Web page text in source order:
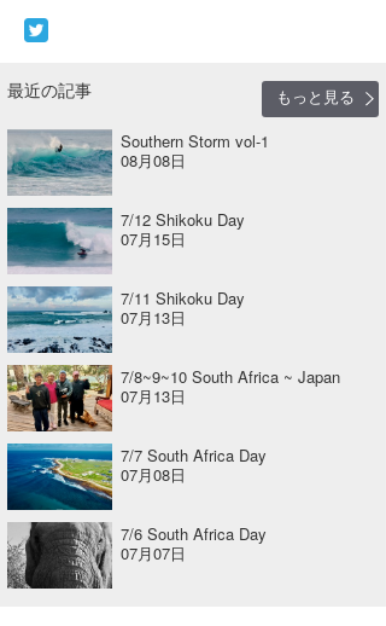
最近の記事
もっと見る
Southern Storm vol-1
08月08日
7/12 Shikoku Day
07月15日
7/11 Shikoku Day
07月13日
7/8~9~10 South Africa ~ Japan
07月13日
7/7 South Africa Day
07月08日
7/6 South Africa Day
07月07日